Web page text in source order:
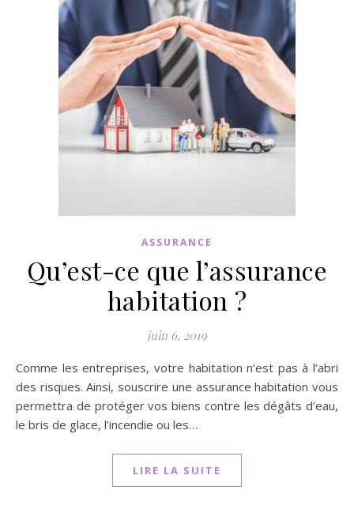
ASSURANCE
Qu’est-ce que l’assurance
habitation ?
juin 6, 2019
Comme les entreprises, votre habitation n’est pas à l’abri
des risques. Ainsi, souscrire une assurance habitation vous
permettra de protéger vos biens contre les dégâts d’eau,
le bris de glace, l’incendie ou les…
LIRE LA SUITE